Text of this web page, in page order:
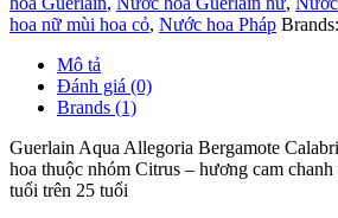
hoa nữ mùi hoa cỏ, Nước hoa Pháp Brands:
Mô tả
Đánh giá (0)
Brands (1)
Guerlain Aqua Allegoria Bergamote
hoa thuộc nhóm Citrus – hương cam
tuổi trên 25 tuổi